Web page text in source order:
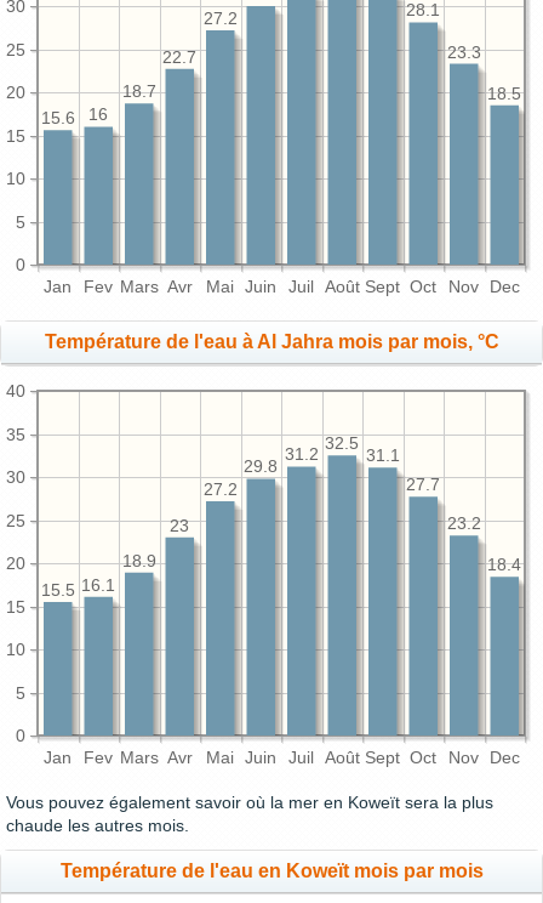
Jan Fev Mars Avr Mai Juin Juil Août Sept Oct Nov Dec
0
5
10
15
20
25
30
18.5
23.3
28.1
27.2
22.7
18.7
16
15.6
Température de l'eau à Al Jahra mois par mois, °C
Jan Fev Mars Avr Mai Juin Juil Août Sept Oct Nov Dec
0
5
10
15
20
25
30
35
40
18.4
23.2
27.7
31.1
32.5
31.2
29.8
27.2
23
18.9
16.1
15.5
Vous pouvez également savoir où la mer en Koweït sera la plus
chaude les autres mois.
Température de l'eau en Koweït mois par mois